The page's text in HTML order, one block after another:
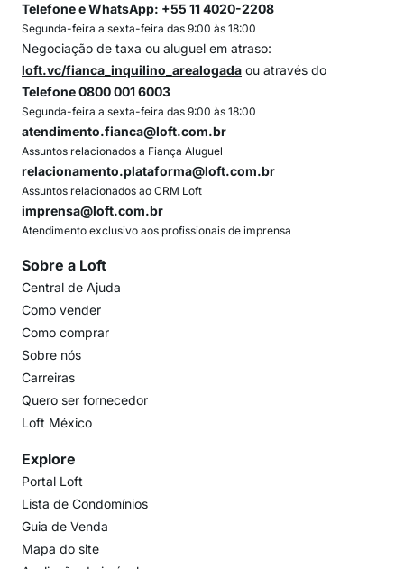
Telefone e WhatsApp: +55 11 4020-2208
Segunda-feira a sexta-feira das 9:00 às 18:00
Negociação de taxa ou aluguel em atraso:
loft.vc/fianca_inquilino_arealogada ou através do
Telefone 0800 001 6003
Segunda-feira a sexta-feira das 9:00 às 18:00
atendimento.fianca@loft.com.br
Assuntos relacionados a Fiança Aluguel
relacionamento.plataforma@loft.com.br
Assuntos relacionados ao CRM Loft
imprensa@loft.com.br
Atendimento exclusivo aos profissionais de imprensa
Sobre a Loft
Central de Ajuda
Como vender
Como comprar
Sobre nós
Carreiras
Quero ser fornecedor
Loft México
Explore
Portal Loft
Lista de Condomínios
Guia de Venda
Mapa do site